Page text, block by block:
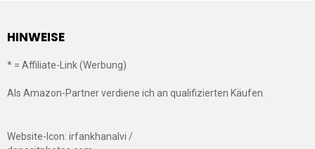
HINWEISE
* = Affiliate-Link (Werbung)
Als Amazon-Partner verdiene ich an qualifizierten Käufen.
Website-Icon: irfankhanalvi /